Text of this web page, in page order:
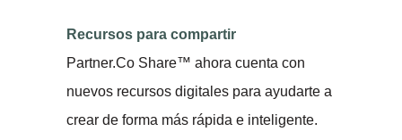
Recursos para compartir
Partner.Co Share™ ahora cuenta con
nuevos recursos digitales para ayudarte a
crear de forma más rápida e inteligente.